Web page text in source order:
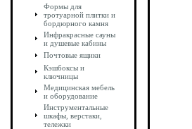
Формы для
тротуарной плитки и
бордюрного камня
Инфракрасные сауны
и душевые кабины
Почтовые ящики
Кэшбоксы и
ключницы
Медицинская мебель
и оборудование
Инструментальные
шкафы, верстаки,
тележки